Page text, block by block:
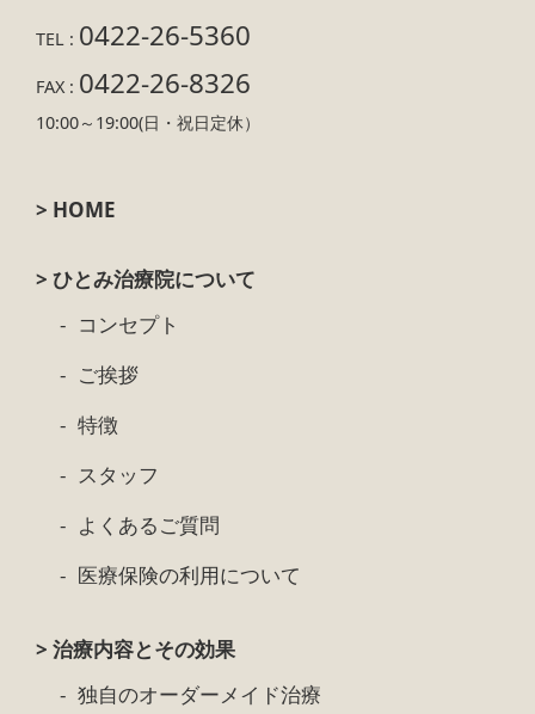
TEL : 0422-26-5360
FAX : 0422-26-8326
10:00～19:00(日・祝日定休）
> HOME
> ひとみ治療院について
コンセプト
ご挨拶
特徴
スタッフ
よくあるご質問
医療保険の利用について
> 治療内容とその効果
独自のオーダーメイド治療